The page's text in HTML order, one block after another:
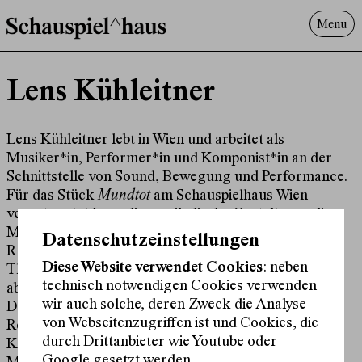
Menu
Suche
Lens Kühleitner
Lens Kühleitner lebt in Wien und arbeitet als
Musiker*in, Performer*in und Komponist*in an der
Schnittstelle von Sound, Bewegung und Performance.
Für das StückMundtotam Schauspielhaus Wien
verantwortet Lens die musikalische Gestaltung;die
Musik fungiert dabei als performativer Körper im
Raum
. Lens Kühleitner arbeitet regelmäßig in
Theater-, Tanz- und Performancekontexten und
absolvierte u. a. Residenzen bei Im_flieger,
Dansverkstæðið Reykjavík und ImPulsTanz (TURBO
Research Residencies).
Kollaborationen führten zu Arbeiten mit Olivia Hild,
Datenschutzeinstellungen
Diese Website verwendet Cookies: neben
technisch notwendigen Cookies verwenden
wir auch solche, deren Zweck die Analyse
von Webseitenzugriffen ist und Cookies, die
durch Drittanbieter wie Youtube oder